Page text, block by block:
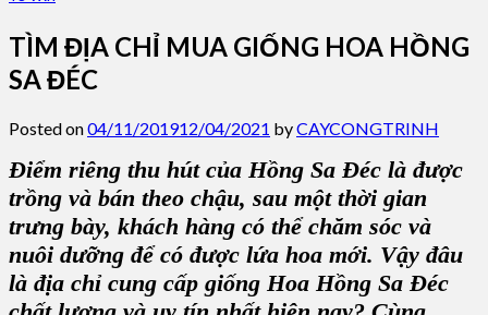
TÌM ĐỊA CHỈ MUA GIỐNG HOA HỒNG
SA ĐÉC
Posted on04/11/201912/04/2021 byCAYCONGTRINH
Điểm riêng thu hút của Hồng Sa Đéc là được
trồng và bán theo chậu, sau một thời gian
trưng bày, khách hàng có thể chăm sóc và
nuôi dưỡng để có được lứa hoa mới. Vậy đâu
là địa chỉ cung cấp giống Hoa Hồng Sa Đéc